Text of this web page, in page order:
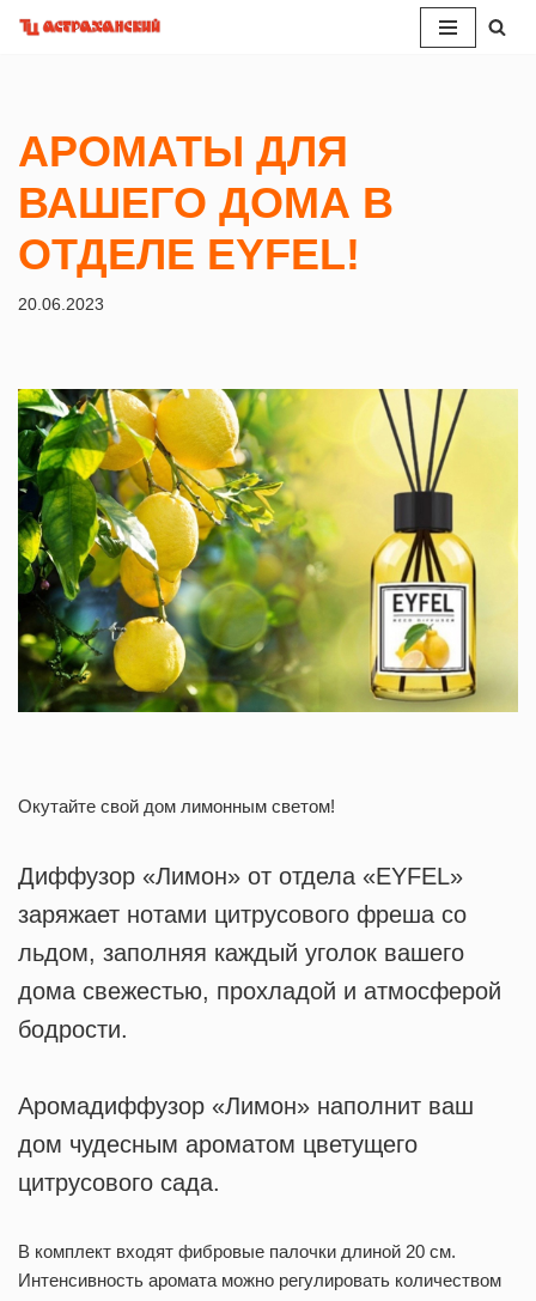
АРОМАТЫ ДЛЯ
ВАШЕГО ДОМА В
ОТДЕЛЕ EYFEL!
20.06.2023
Окутайте свой дом лимонным светом!
Диффузор «Лимон» от отдела «EYFEL»
заряжает нотами цитрусового фреша со
льдом, заполняя каждый уголок вашего
дома свежестью, прохладой и атмосферой
бодрости.
Аромадиффузор «Лимон» наполнит ваш
дом чудесным ароматом цветущего
цитрусового сада.
В комплект входят фибровые палочки длиной 20 см.
Интенсивность аромата можно регулировать количеством